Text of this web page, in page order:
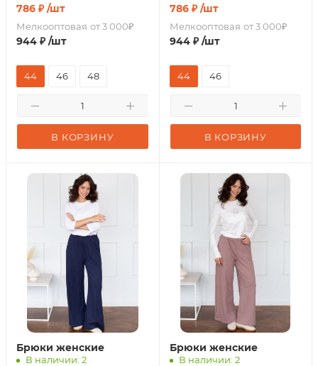
786 ₽ /шт
Мелкооптовая от 3 000₽
944 ₽ /шт
В КОРЗИНУ
44 46 48
786₽ /шт
Мелкооптовая от 3 000₽
944₽ /шт
В КОРЗИНУ
44 46
Брюки женские
В наличии: 2
Брюки женские
В наличии: 2